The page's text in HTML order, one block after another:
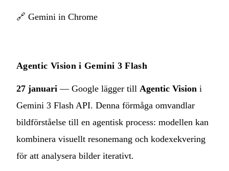
🔗 Gemini in Chrome
Agentic Vision i Gemini 3 Flash
27 januari — Google lägger till Agentic Vision i
Gemini 3 Flash API. Denna förmåga omvandlar
bildförståelse till en agentisk process: modellen kan
kombinera visuellt resonemang och kodexekvering
för att analysera bilder iterativt.